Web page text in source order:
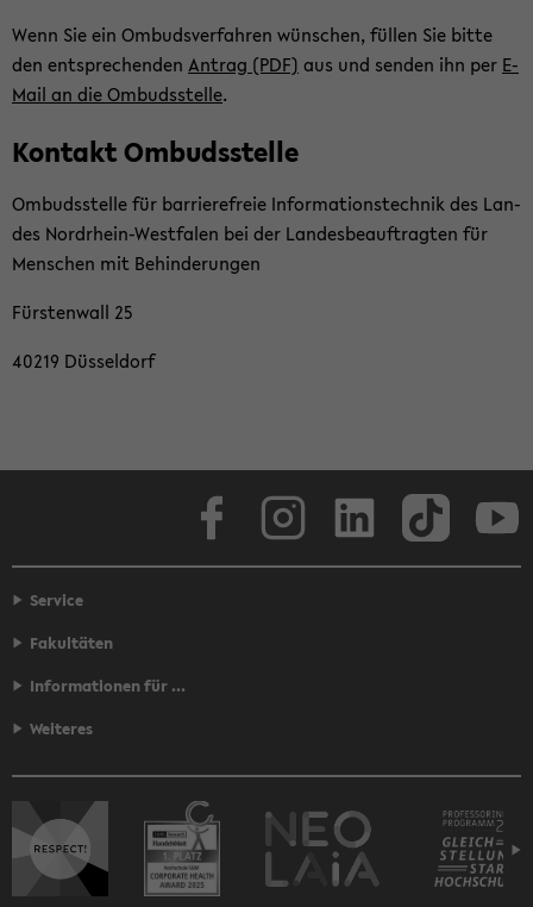
Wenn Sie ein Om­buds­ver­fah­ren wün­schen, fül­len Sie bitte
den ent­spre­chen­den An­trag (PDF) aus und sen­den ihn per E-​
Mail an die Om­buds­stel­le.
Kon­takt Om­buds­stel­le
Om­buds­stel­le für bar­rie­re­freie In­for­ma­ti­ons­tech­nik des Lan­
des Nordrhein-​Westfalen bei der Lan­des­be­auf­trag­ten für
Men­schen mit Be­hin­de­run­gen
Fürs­ten­wall 25
40219 Düs­sel­dorf
Face­book
Service
Fakultäten
Informationen für ...
Weiteres